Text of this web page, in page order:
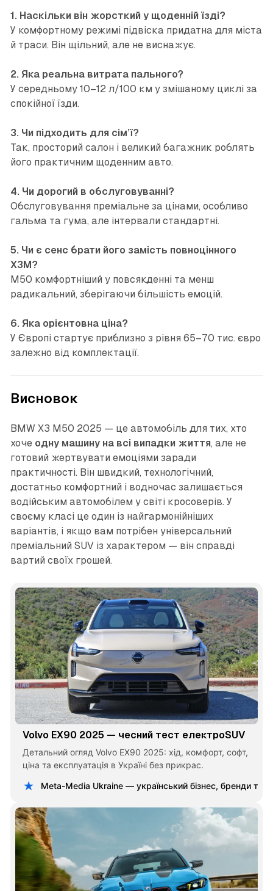
1. Наскільки він жорсткий у щоденній їзді?
У комфортному режимі підвіска придатна для міста
й траси. Він щільний, але не виснажує.
2. Яка реальна витрата пального?
У середньому 10–12 л/100 км у змішаному циклі за
спокійної їзди.
3. Чи підходить для сім’ї?
Так, просторий салон і великий багажник роблять
його практичним щоденним авто.
4. Чи дорогий в обслуговуванні?
Обслуговування преміальне за цінами, особливо
гальма та гума, але інтервали стандартні.
5. Чи є сенс брати його замість повноцінного
X3M?
M50 комфортніший у повсякденні та менш
радикальний, зберігаючи більшість емоцій.
6. Яка орієнтовна ціна?
У Європі стартує приблизно з рівня 65–70 тис. євро
залежно від комплектації.
Висновок
BMW X3 M50 2025 — це автомобіль для тих, хто
хоче одну машину на всі випадки життя, але не
готовий жертвувати емоціями заради
практичності. Він швидкий, технологічний,
достатньо комфортний і водночас залишається
водійським автомобілем у світі кросоверів. У
своєму класі це один із найгармонійніших
варіантів, і якщо вам потрібен універсальний
преміальний SUV із характером — він справді
вартий своїх грошей.
Volvo EX90 2025 — чесний тест електроSUV
Детальний огляд Volvo EX90 2025: хід, комфорт, софт,
ціна та експлуатація в Україні без прикрас.
Meta-Media Ukraine — український бізнес, бренди та